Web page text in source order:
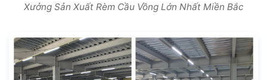
Xưởng Sản Xuất Rèm Cầu Vồng Lớn Nhất Miền Bắc